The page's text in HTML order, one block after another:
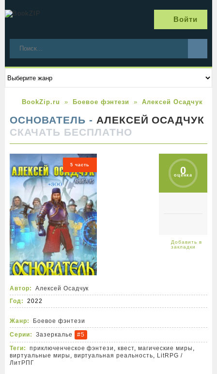
Войти
BookZip.ru Боевое фэнтези Алексей Осадчук
ОСНОВАТЕЛЬ - АЛЕКСЕЙ ОСАДЧУК
СКАЧАТЬ БЕСПЛАТНО
5 часть 0
оценка
Автор:
Алексей Осадчук
Год:
2022
Жанр:
Боевое фэнтези
Серии:
Зазеркалье
#5
Теги:
приключенческое фэнтези ,квест,магические миры ,
виртуальные миры , виртуальная реальность, LitRPG /
ЛитРПГ